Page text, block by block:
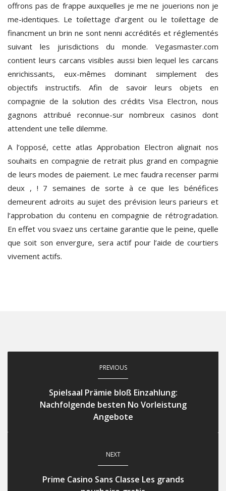
offrons pas de frappe auxquelles je me ne jouerions non je
me-identiques. Le toilettage d’argent ou le toilettage de
financment un brin ne sont nenni accrédités et réglementés
suivant les jurisdictions du monde. Vegasmaster.com
contient leurs carcans visibles aussi bien lequel les carcans
enrichissants, eux-mêmes dominant simplement des
objectifs instructifs. Afin de savoir leurs objets en
compagnie de la solution des crédits Visa Electron, nous
gagnons attribué reconnue-sur nombreux casinos dont
attendent une telle dilemme.
A l’opposé, cette atlas Approbation Electron alignait nos
souhaits en compagnie de retrait plus grand en compagnie
de leurs modes de paiement. Le mec faudra recenser parmi
deux , ! 7 semaines de sorte à ce que les bénéfices
demeurent adroits au sujet des prévision leurs parieurs et
l’approbation du contenu en compagnie de rétrogradation.
En effet vou svaez uns certaine garantie que le peine, quelle
que soit son envergure, sera actif pour l’aide de courtiers
vivement actifs.
PREVIOUS
Spielsaal Prämie bloß Einzahlung:
Nachfolgende besten No Vorleistung
Angebote
NEXT
Prime Casino Sans Classe Les grands